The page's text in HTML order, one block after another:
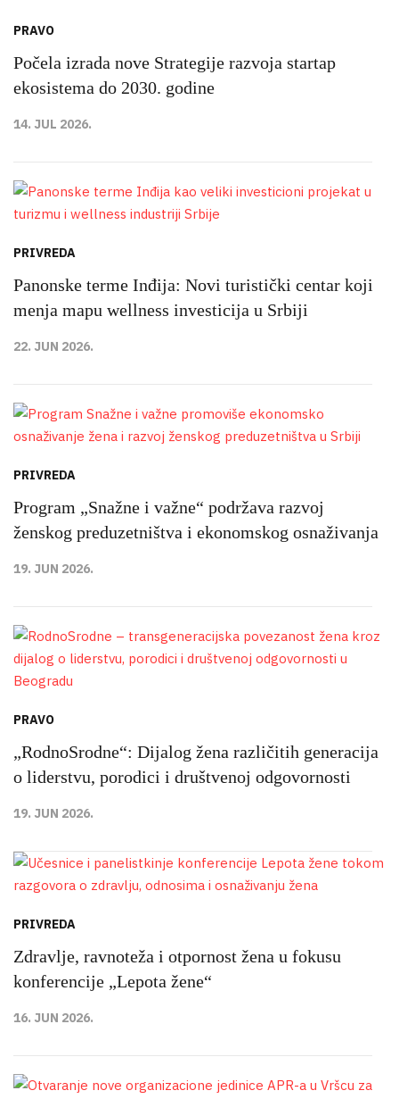
PRAVO
Počela izrada nove Strategije razvoja startap
ekosistema do 2030. godine
14. JUL 2026.
PRIVREDA
Panonske terme Inđija: Novi turistički centar koji
menja mapu wellness investicija u Srbiji
22. JUN 2026.
PRIVREDA
Program „Snažne i važne“ podržava razvoj
ženskog preduzetništva i ekonomskog osnaživanja
19. JUN 2026.
PRAVO
„RodnoSrodne“: Dijalog žena različitih generacija
o liderstvu, porodici i društvenoj odgovornosti
19. JUN 2026.
PRIVREDA
Zdravlje, ravnoteža i otpornost žena u fokusu
konferencije „Lepota žene“
16. JUN 2026.